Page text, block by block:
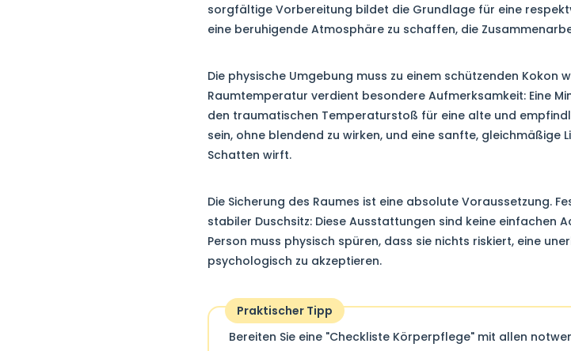
sorgfältige Vorbereitung bildet die Grundlage für eine
eine beruhigende Atmosphäre zu schaffen, die
Die physische Umgebung muss zu einem schützenden Kokon
Raumtemperatur verdient besondere Aufmerksamkeit: Eine
den traumatischen Temperaturstoß für eine alte und
sein, ohne blendend zu wirken, und eine sanfte, gleichmäßige
Schatten wirft.
Die Sicherung des Raumes ist eine absolute Voraussetzung.
stabiler Duschsitz: Diese Ausstattungen sind keine einfachen
Person muss physisch spüren, dass sie nichts riskiert, eine
psychologisch zu akzeptieren.
Praktischer Tipp
Bereiten Sie eine "Checkliste Körperpflege" mit allen